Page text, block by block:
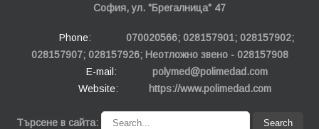
София, ул. "Брегалница" 47
Phone:
070020566; 028157901; 028157902;
028157907; 028157926; Неотложно звено - 028157908
E-mail:
polymed@polimedad.com
Website:
https://www.polimedad.com
Търсене в сайта: